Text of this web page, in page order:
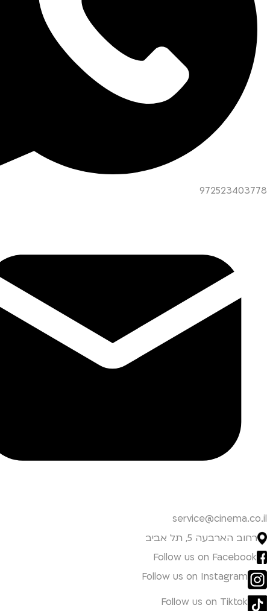
972523403778
service@cinema.co.il
רחוב הארבעה 5, תל אביב
Follow us on Facebook
Follow us on Instagram
Follow us on Tiktok